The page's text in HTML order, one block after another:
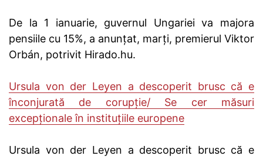
De la 1 ianuarie, guvernul Ungariei va majora
pensiile cu 15%, a anunţat, marţi, premierul Viktor
Orbán, potrivit Hirado.hu.
Ursula von der Leyen a descoperit brusc că e
înconjurată de corupție/ Se cer măsuri
excepționale în instituțiile europene
Ursula von der Leyen a descoperit brusc că e